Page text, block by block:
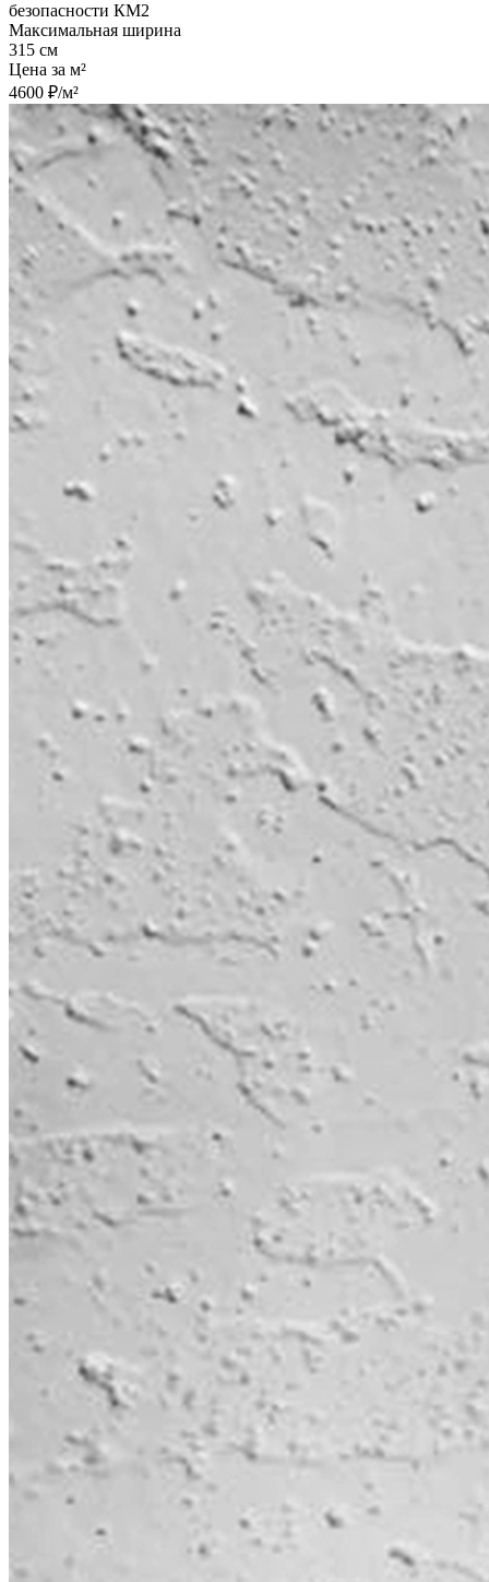
безопасности КМ2
Максимальная ширина
315 см
Цена за м²
4600 ₽/м²